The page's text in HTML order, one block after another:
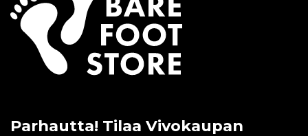
Parhautta! Tilaa Vivokaupan